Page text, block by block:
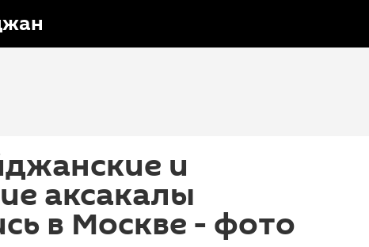
и
аксакалы
в Москве - фото